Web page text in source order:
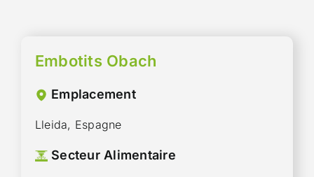
Embotits Obach
Emplacement
Lleida, Espagne
Secteur Alimentaire